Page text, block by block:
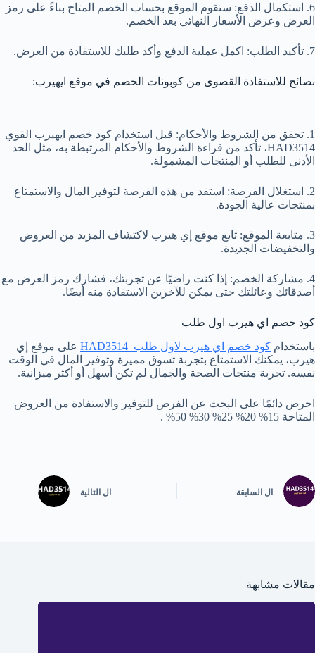
6. استكمال الدفع: ستقوم الموقع بحساب الخصم المتاح بناءً على رمز
العرض وعرض الأسعار النهائي بعد الخصم.
7. تأكيد الطلب: اكمل عملية الدفع وأكد طلبك للاستفادة من العرض.
نصائح للاستفادة القصوى من كوبونات الخصم في موقع ايهيرب:
1. تحقق من الشروط والأحكام: قبل استخدام كود خصم ايهيرب القوي
HAD3514، تأكد من قراءة الشروط والأحكام المرتبطة به، مثل الحد
الأدنى للطلب أو المنتجات المشمولة.
2. استغلال الفرصة: استفد من هذه الفرصة لتوفير المال والاستمتاع
بمنتجات عالية الجودة.
3. متابعة الموقع: تابع موقع إي هيرب لاكتشاف المزيد من العروض
والتخفيضات الجديدة.
4. مشاركة الخصم: إذا كنت راضيًا عن تجربتك، فشارك رمز العرض مع
أصدقائك وعائلتك حتى يمكن للآخرين الاستفادة منه أيضًا.
كود خصم اي هيرب اول طلب
باستخدام كود خصم اي هيرب لاول طلب HAD3514
على موقع إي
هيرب، يمكنك الاستمتاع بتجربة تسوق مميزة وتوفير المال في الوقت
نفسه. تجربة منتجات الصحة والجمال لم تكن أسهل أو أكثر ميزانية.
احرص دائمًا على البحث عن الفرص للتوفير والاستفادة من العروض
المتاحة 15% 20% 25% 30% 50% .
ال السابقة ال التالية
مقالات مشابهة